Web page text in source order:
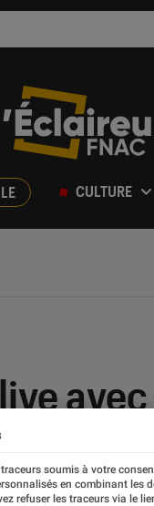
CULTURE
soumis à votre
en combinant les
refuser les traceurs via le